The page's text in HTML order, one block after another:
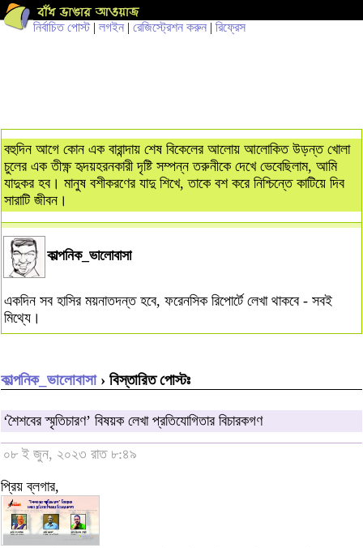
নির্বাচিত পোস্ট| লগইন | রেজিস্ট্রেশন করুন | রিফ্রেস
বহুদিন আগে কোন এক বারান্দায় শেষ বিকেলের আলোয় আলোকিত উড়ন্ত খোলা
চুলের এক তীক্ষ্ণ হৃদয়হরনকারী দৃষ্টি সম্পন্ন তরুনীকে দেখে ভেবেছিলাম, আমি
যাদুকর হব। মানুষ বশীকরণের যাদু শিখে, তাকে বশ করে নিশ্চিন্তে কাটিয়ে দিব
সারাটি জীবন।
কাল্পনিক_ভালোবাসা
একদিন সব হাসির ময়নাতদন্ত হবে, ফরেনসিক রিপোর্টে লেখা থাকবে - সবই
মিথ্যে।
কাল্পনিক_ভালোবাসা› বিস্তারিত পোস্টঃ
‘শৈশবের স্মৃতিচারণ’ বিষয়ক লেখা প্রতিযোগিতার বিচারকগণ
০৮ ই জুন, ২০২৩ রাত ৮:৪৯
প্রিয় ব্লগার,